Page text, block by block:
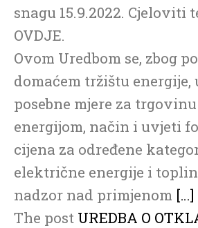
snagu 15.9.2022. Cjeloviti
OVDJE.
Ovom Uredbom se, zbog
domaćem tržištu energije,
posebne mjere za
energijom, način i uvjeti
cijena za određene
električne energije i
nadzor nad primjenom […]
The post UREDBA O